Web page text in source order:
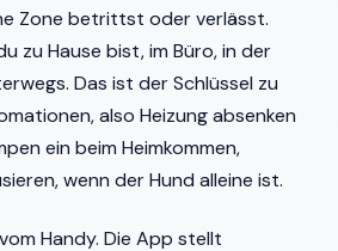
Zone betrittst oder verlässt.
zu Hause bist, im Büro, in der
Das ist der Schlüssel zu
also Heizung absenken
ein beim Heimkommen,
wenn der Hund alleine ist.
Handy. Die App stellt